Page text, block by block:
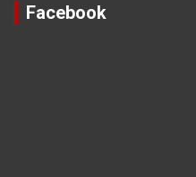
Facebook